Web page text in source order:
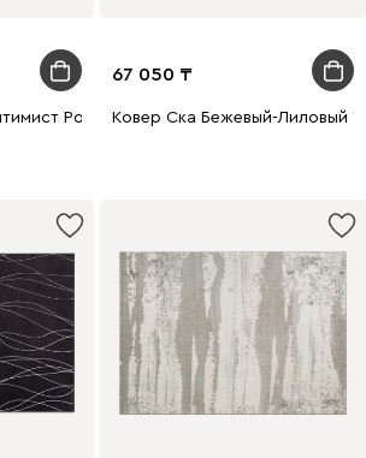
Розовый 160x230
67 050
Ковер Ска Бежевый-Лиловый